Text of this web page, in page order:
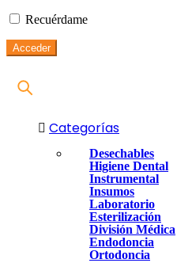
Recuérdame
Categorías
Desechables
Higiene Dental
Instrumental
Insumos
Laboratorio
Esterilización
División Médica
Endodoncia
Ortodoncia